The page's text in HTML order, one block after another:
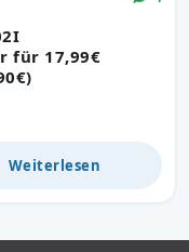
für 17,99€
Weiterlesen